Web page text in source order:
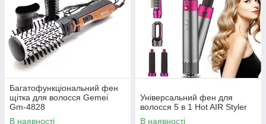
Багатофункціональний фен
щітка для волосся Gemei
Gm-4828
В наявності
Універсальний фен для
волосся 5 в 1 Hot AIR Styler
В наявності